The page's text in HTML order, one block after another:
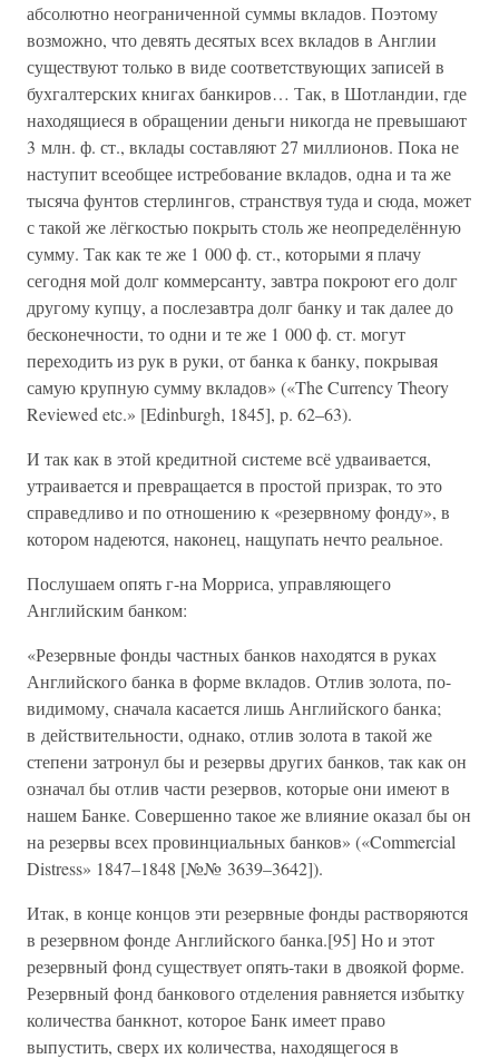
абсолютно неограниченной суммы вкладов. Поэтому
возможно, что девять десятых всех вкладов в Англии
существуют только в виде соответствующих записей в
бухгалтерских книгах банкиров… Так, в Шотландии, где
находящиеся в обращении деньги никогда не превышают
3 млн. ф. ст., вклады составляют 27 миллионов. Пока не
наступит всеобщее истребование вкладов, одна и та же
тысяча фунтов стерлингов, странствуя туда и сюда, может
с такой же лёгкостью покрыть столь же неопределённую
сумму. Так как те же 1 000 ф. ст., которыми я плачу
сегодня мой долг коммерсанту, завтра покроют его долг
другому купцу, а послезавтра долг банку и так далее до
бесконечности, то одни и те же 1 000 ф. ст. могут
переходить из рук в руки, от банка к банку, покрывая
самую крупную сумму вкладов» («The Currency Theory
Reviewed etc.» [Edinburgh, 1845], p. 62–63).
И так как в этой кредитной системе всё удваивается,
утраивается и превращается в простой призрак, то это
справедливо и по отношению к «резервному фонду», в
котором надеются, наконец, нащупать нечто реальное.
Послушаем опять г-на Морриса, управляющего
Английским банком:
«Резервные фонды частных банков находятся в руках
Английского банка в форме вкладов. Отлив золота, по-
видимому, сначала касается лишь Английского банка;
в действительности, однако, отлив золота в такой же
степени затронул бы и резервы других банков, так как он
означал бы отлив части резервов, которые они имеют в
нашем Банке. Совершенно такое же влияние оказал бы он
на резервы всех провинциальных банков» («Commercial
Distress» 1847–1848 [№№ 3639–3642]).
Итак, в конце концов эти резервные фонды растворяются
в резервном фонде Английского банка.[95] Но и этот
резервный фонд существует опять-таки в двоякой форме.
Резервный фонд банкового отделения равняется избытку
количества банкнот, которое Банк имеет право
выпустить, сверх их количества, находящегося в